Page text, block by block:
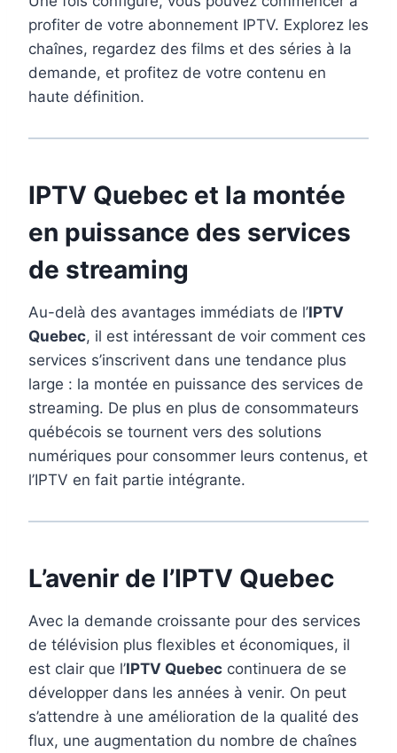
profiter de votre abonnement IPTV. Explorez les
chaînes, regardez des films et des séries à la
demande, et profitez de votre contenu en
haute définition.
IPTV Quebec et la montée
en puissance des services
de streaming
Au-delà des avantages immédiats de l’IPTV
Quebec, il est intéressant de voir comment ces
services s’inscrivent dans une tendance plus
large : la montée en puissance des services de
streaming. De plus en plus de consommateurs
québécois se tournent vers des solutions
numériques pour consommer leurs contenus, et
l’IPTV en fait partie intégrante.
L’avenir de l’IPTV Quebec
Avec la demande croissante pour des services
de télévision plus flexibles et économiques, il
est clair que l’IPTV Quebec continuera de se
développer dans les années à venir. On peut
s’attendre à une amélioration de la qualité des
flux, une augmentation du nombre de chaînes